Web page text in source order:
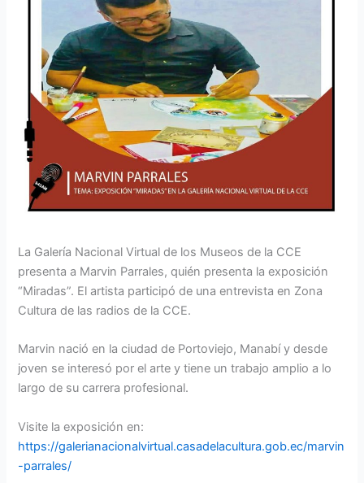
La Galería Nacional Virtual de los Museos de la CCE
presenta a Marvin Parrales, quién presenta la exposición
“Miradas”. El artista participó de una entrevista en Zona
Cultura de las radios de la CCE.
Marvin nació en la ciudad de Portoviejo, Manabí y desde
joven se interesó por el arte y tiene un trabajo amplio a lo
largo de su carrera profesional.
Visite la exposición en:
https://galerianacionalvirtual.casadelacultura.gob.ec/marvin
-parrales/